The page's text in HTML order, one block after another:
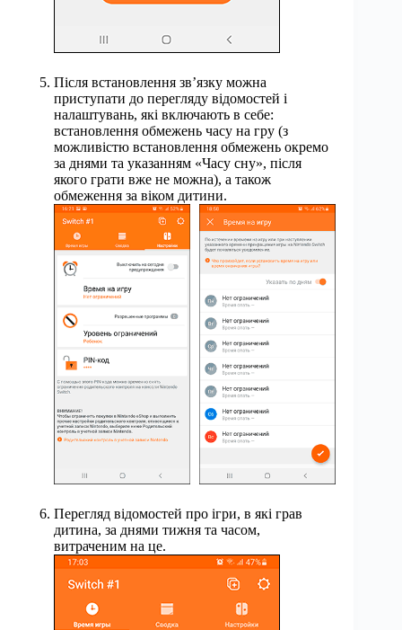
Після встановлення зв’язку можна
приступати до перегляду відомостей і
налаштувань, які включають в себе:
встановлення обмежень часу на гру (з
можливістю встановлення обмежень окремо
за днями та указанням «Часу сну», після
якого грати вже не можна), а також
обмеження за віком дитини.
Перегляд відомостей про ігри, в які грав
дитина, за днями тижня та часом,
витраченим на це.